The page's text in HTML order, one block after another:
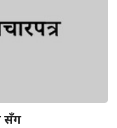
सँग